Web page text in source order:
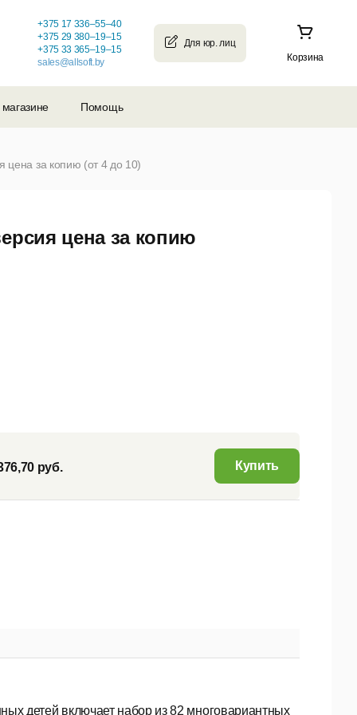
Корзина
+375 17 336–55–40
+375 29 380–19–15
+375 33 365–19–15
sales@allsoft.by
Помощь
цена за копию (от 4 до 10)
цена за копию
детей включает набор из 82 многовариантных
руб. Купить